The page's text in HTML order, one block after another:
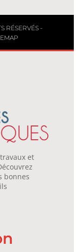
RÉSERVÉS -
et
bonnes